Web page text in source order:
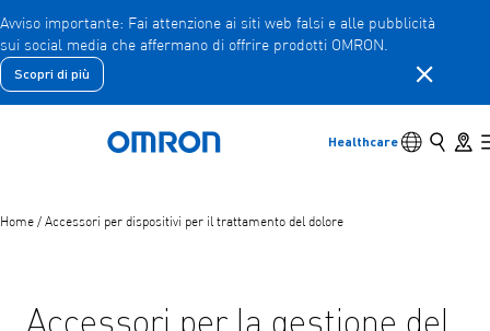
Vai
al
contenuto
Avviso importante: Fai attenzione ai siti web falsi e alle pubblicità
sui social media che affermano di offrire prodotti OMRON.
Scopri di più Chiudere
Healthcare Cerca
Indietro
Torna al menu precedente
Prodotti
Visualizza gli elementi del menu sottostante
Home / Accessori per dispositivi per il trattamento del dolore
Accessori per la gestione del